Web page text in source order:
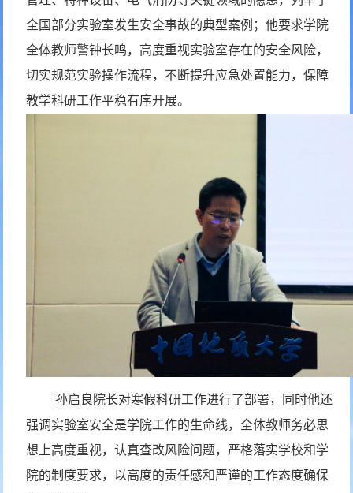
全国部分实验室发生安全事故的典型案例；他要求学院
全体教师警钟长鸣，高度重视实验室存在的安全风险，
切实规范实验操作流程，不断提升应急处置能力，保障
教学科研工作平稳有序开展。
孙启良院长对寒假科研工作进行了部署，同时他还
强调实验室安全是学院工作的生命线，全体教师务必思
想上高度重视，认真查改风险问题，严格落实学校和学
院的制度要求，以高度的责任感和严谨的工作态度确保